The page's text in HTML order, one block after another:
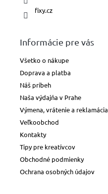
fixy.cz
Informácie pre vás
Všetko o nákupe
Doprava a platba
Náš príbeh
Naša výdajňa v Prahe
Výmena, vrátenie a reklamácia
Veľkoobchod
Kontakty
Tipy pre kreatívcov
Obchodné podmienky
Ochrana osobných údajov